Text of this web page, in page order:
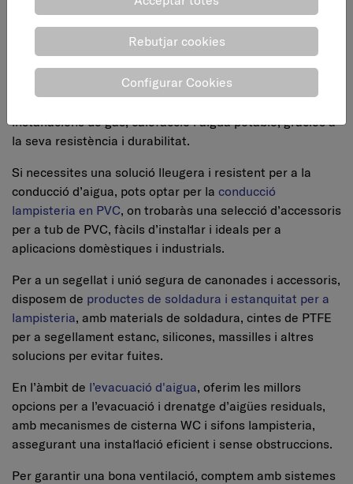
gran varietat de muntures, vàlvules de retenció, recanvis
i accessori d'aixeteria tècnica. Productes essencials per
garantir un control segur i eficient del cabal.
conducció lampisteria coure i aliatge
tubs i accessoris de coure i aliatge, materials ideals per a
instal·lacions de gas, calefacció i aigua potable, gràcies a
la seva resistència i durabilitat.
Si necessites una solució lleugera i resistent per a la
conducció d’aigua, pots optar per la conducció
lampisteria en PVC, on trobaràs una selecció d’accessoris
per a tub de PVC, fàcils d’instal·lar i ideals per a
aplicacions domèstiques i industrials.
Per a un segellat i unió segura de canonades i accessoris,
disposem de productes de soldadura i estanquitat per a
lampisteria, amb materials de soldadura, cintes de PTFE
per a segellament estanc, silicones, massilles i altres
solucions per evitar fuites.
En l’àmbit de l’evacuació d'aigua, oferim les millors
opcions per a l’evacuació i drenatge d’aigües residuals,
amb mecanismes de cisterna WC i sifons lampisteria,
assegurant una instal·lació eficient i sense obstruccions.
Per garantir una bona ventilació, comptem amb sistemes
Rebutjar cookies
Configurar Cookies